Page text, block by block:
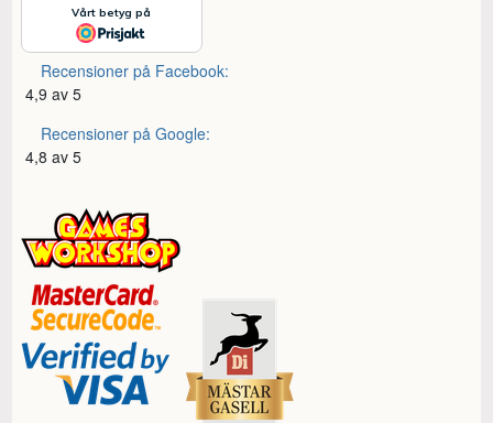
Recensioner på Facebook:
4,9 av 5
Recensioner på Google:
4,8 av 5